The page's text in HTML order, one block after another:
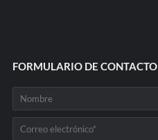
FORMULARIO DE CONTACTO